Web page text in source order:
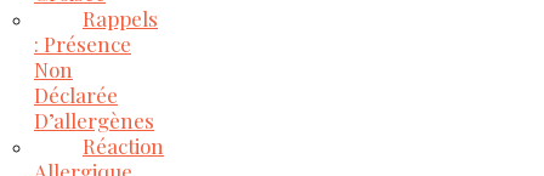
Rappels
: Présence
Non
Déclarée
D’allergènes
Réaction